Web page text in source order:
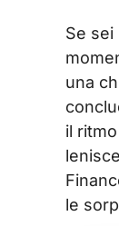
Se sei
una
il
le